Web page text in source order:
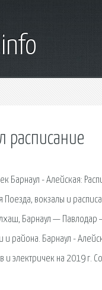
расписание
Барнаул - Алейская:
Поезда, вокзалы и
Барнаул — Павлодар
района. Барнаул -
электричек на 2019 г.